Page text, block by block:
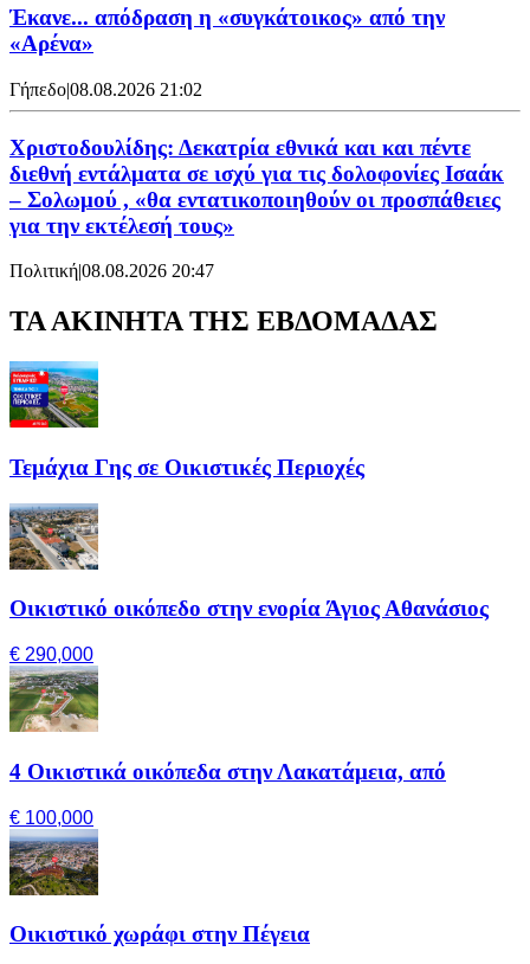
Έκανε... απόδραση η «συγκάτοικος» από την
«Αρένα»
Γήπεδο|08.08.2026 21:02
Χριστοδουλίδης: Δεκατρία εθνικά και και πέντε
διεθνή εντάλματα σε ισχύ για τις δολοφονίες Ισαάκ
– Σολωμού , «θα εντατικοποιηθούν οι προσπάθειες
για την εκτέλεσή τους»
Πολιτική|08.08.2026 20:47
ΤΑ ΑΚΙΝΗΤΑ ΤΗΣ ΕΒΔΟΜΑΔΑΣ
Τεμάχια Γης σε Οικιστικές Περιοχές
Οικιστικό οικόπεδο στην ενορία Άγιος Αθανάσιος
€ 290,000
4 Οικιστικά οικόπεδα στην Λακατάμεια, από
€ 100,000
Οικιστικό χωράφι στην Πέγεια